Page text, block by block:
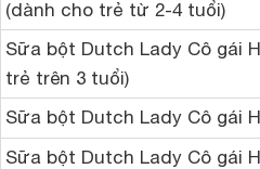
(dành cho trẻ từ 2-4 tuổi)
Sữa bột Dutch Lady Cô gái
trẻ trên 3 tuổi)
Sữa bột Dutch Lady Cô gái
Sữa bột Dutch Lady Cô gái